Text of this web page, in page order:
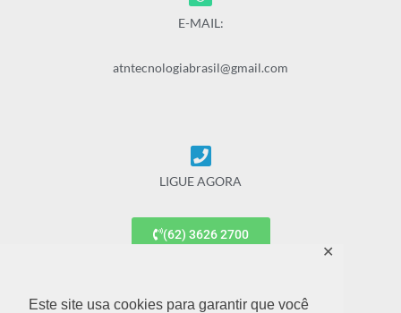
Este site usa cookies para garantir que você
✕
E-MAIL:
atntecnologiabrasil@gmail.com
LIGUE AGORA
(62) 3626 2700